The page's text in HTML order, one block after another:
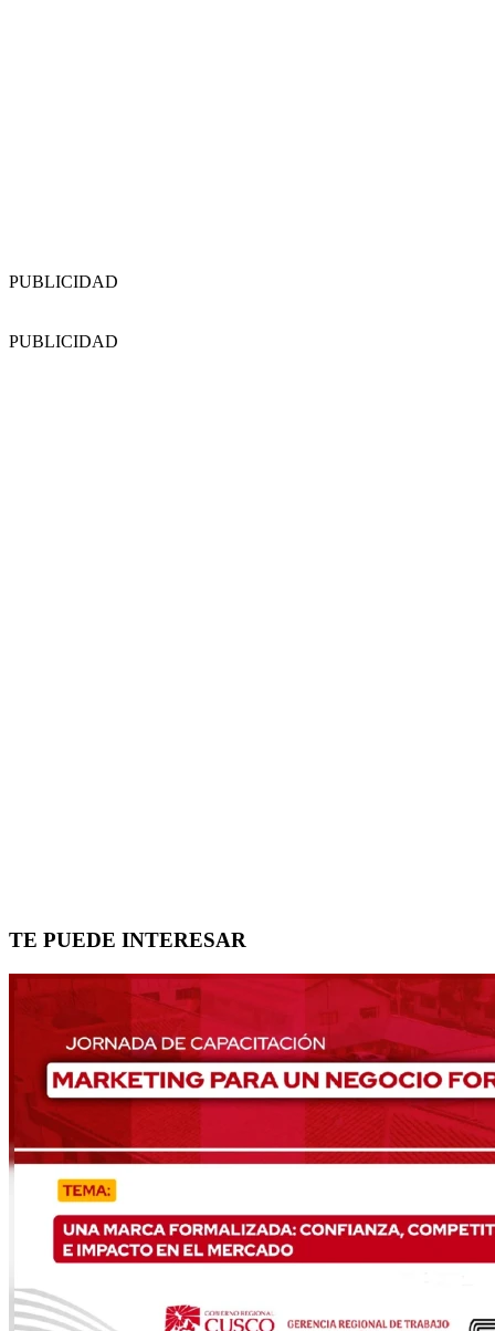
PUBLICIDAD
PUBLICIDAD
TE PUEDE INTERESAR